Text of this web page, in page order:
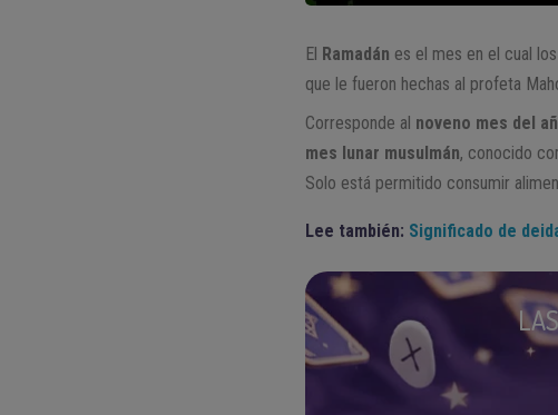
El Ramadán es el mes en el cual
que le fueron hechas al profeta
Corresponde al noveno mes del
mes lunar musulmán, conocido
Solo está permitido consumir
Lee también: Significado de